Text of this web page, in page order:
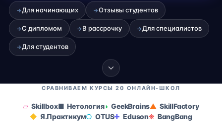
→Для начинающих →Отзывы студентов
→С дипломом →В рассрочку →Для специалистов
→Для студентов
СРАВНИВАЕМ КУРСЫ 20 ОНЛАЙН-ШКОЛ
Skillbox Нетология GeekBrains
SkillFactory
Я.Практикум
OTUS Eduson BangBang